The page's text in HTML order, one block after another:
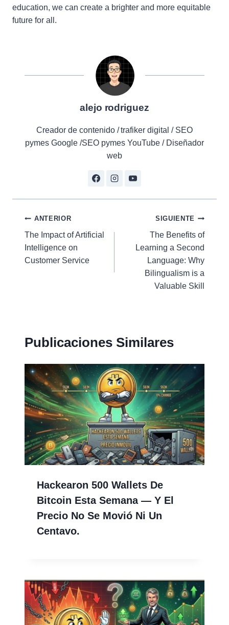
education, we can create a brighter and more equitable
future for all.
alejo rodriguez
Creador de contenido / trafiker digital / SEO
pymes Google /SEO pymes YouTube / Diseñador
web
Navegación
de
entradas
ANTERIOR
The Impact of Artificial
Intelligence on
Customer Service
SIGUIENTE
The Benefits of
Learning a Second
Language: Why
Bilingualism is a
Valuable Skill
Publicaciones Similares
Hackearon 500 Wallets De
Bitcoin Esta Semana — Y El
Precio No Se Movió Ni Un
Centavo.